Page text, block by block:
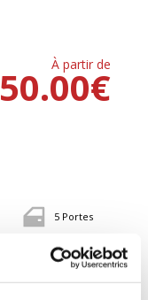
À partir de
€
50.00
5 Portes
82 CV